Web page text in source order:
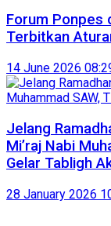
Forum Ponpes
Terbitkan
14 June 2026
Jelang
Mi’raj Nabi
Gelar Tabligh
28 January 2026